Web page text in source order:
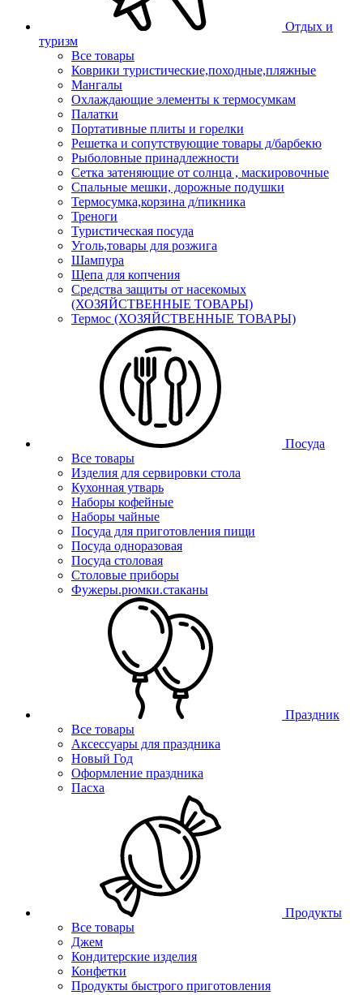
Отдых и
туризм
Все товары
Коврики туристические,походные,пляжные
Мангалы
Охлаждающие элементы к термосумкам
Палатки
Портативные плиты и горелки
Решетка и сопутствующие товары д/барбекю
Рыболовные принадлежности
Сетка затеняющие от солнца , маскировочные
Спальные мешки, дорожные подушки
Термосумка,корзина д/пикника
Треноги
Туристическая посуда
Уголь,товары для розжига
Шампура
Щепа для копчения
Средства защиты от насекомых
(ХОЗЯЙСТВЕННЫЕ ТОВАРЫ)
Термос (ХОЗЯЙСТВЕННЫЕ ТОВАРЫ)
Посуда
Все товары
Изделия для сервировки стола
Кухонная утварь
Наборы кофейные
Наборы чайные
Посуда для приготовления пищи
Посуда одноразовая
Посуда столовая
Столовые приборы
Фужеры.рюмки.стаканы
Праздник
Все товары
Аксессуары для праздника
Новый Год
Оформление праздника
Пасха
Продукты
Все товары
Джем
Кондитерские изделия
Конфетки
Продукты быстрого приготовления